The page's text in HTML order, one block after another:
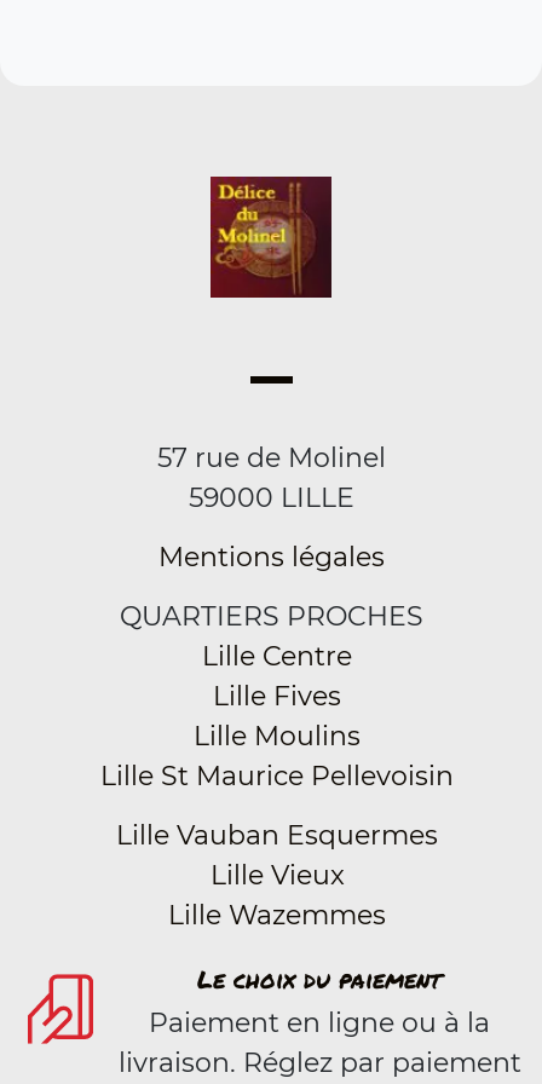
57 rue de Molinel
59000 LILLE
Mentions légales
QUARTIERS PROCHES
Lille Centre
Lille Fives
Lille Moulins
Lille St Maurice Pellevoisin
Lille Vauban Esquermes
Lille Vieux
Lille Wazemmes
Le choix du paiement
Paiement en ligne ou à la
livraison. Réglez par paiement